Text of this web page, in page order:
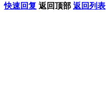
快速回复 返回顶部 返回列表